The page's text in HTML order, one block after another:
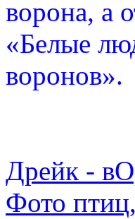
ворона, а
«Белые
воронов».
Дрейк -
Фото